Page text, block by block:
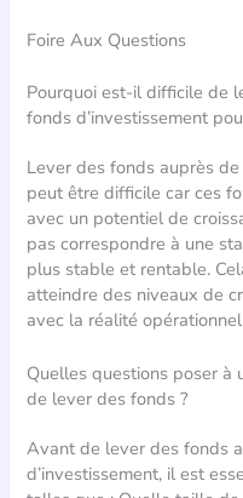
Foire Aux Questions
Pourquoi est-il difficile de
fonds d’investissement
Lever des fonds auprès
peut être difficile car ces
avec un potentiel de
pas correspondre à une
plus stable et rentable.
atteindre des niveaux de
avec la réalité
Quelles questions poser à
de lever des fonds ?
Avant de lever des fonds
d’investissement, il est